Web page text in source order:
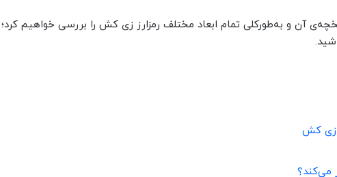
آن و به‌طورکلی تمام ابعاد مختلف رمزارز زی کش را بررسی خواهیم کرد؛
زی کش
می‌کند؟